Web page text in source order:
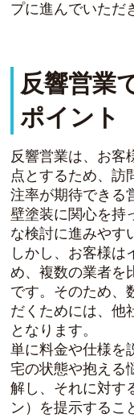
プに進んでいただ
反響営業
ポイント
反響営業は、お客
点とするため、訪
注率が期待できる
壁塗装に関心を持
な検討に進みやす
しかし、お客様は
め、複数の業者を
です。そのため、
だくためには、他
となります。
単に料金や仕様を
宅の状態や抱える
解し、それに対す
ン）を提示するこ